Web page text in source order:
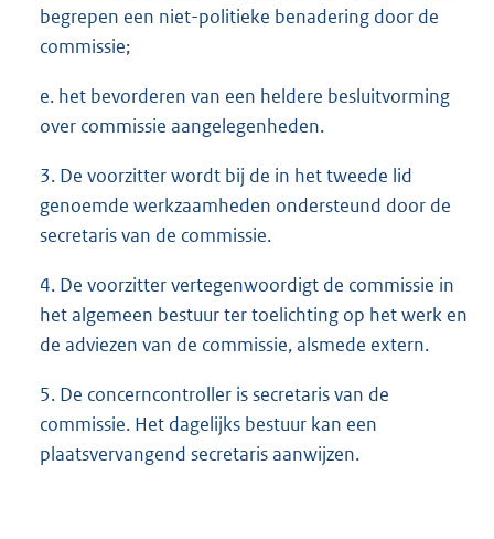
begrepen een niet-politieke benadering door de
commissie;
e. het bevorderen van een heldere besluitvorming
over commissie aangelegenheden.
3. De voorzitter wordt bij de in het tweede lid
genoemde werkzaamheden ondersteund door de
secretaris van de commissie.
4. De voorzitter vertegenwoordigt de commissie in
het algemeen bestuur ter toelichting op het werk en
de adviezen van de commissie, alsmede extern.
5. De concerncontroller is secretaris van de
commissie. Het dagelijks bestuur kan een
plaatsvervangend secretaris aanwijzen.